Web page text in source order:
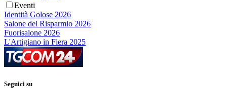
Eventi
Identità Golose 2026
Salone del Risparmio 2026
Fuorisalone 2026
L'Artigiano in Fiera 2025
Seguici su